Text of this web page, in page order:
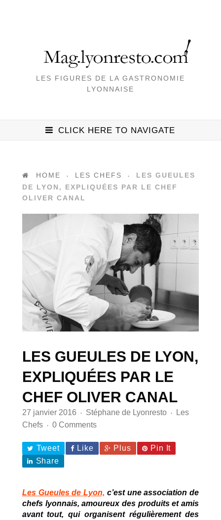
LES FIGURES DE LA GASTRONOMIE
LYONNAISE
CLICK HERE TO NAVIGATE
HOME ♦ LES CHEFS ♦
LES GUEULES
DE LYON, EXPLIQUÉES PAR LE CHEF
OLIVER CANAL
LES GUEULES DE LYON,
EXPLIQUÉES PAR LE
CHEF OLIVER CANAL
27 janvier 2016 ♦ Stéphane de Lyonresto ♦
Les
Chefs
♦ 0 Comments
Tweet Like Plus
Pin It
Share
Les Gueules de Lyon, c’est une association de
chefs lyonnais, amoureux des produits et amis
avant tout, qui organisent régulièrement des